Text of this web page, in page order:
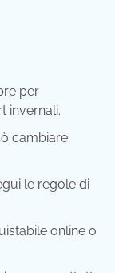
per
invernali.
cambiare
le regole di
online o